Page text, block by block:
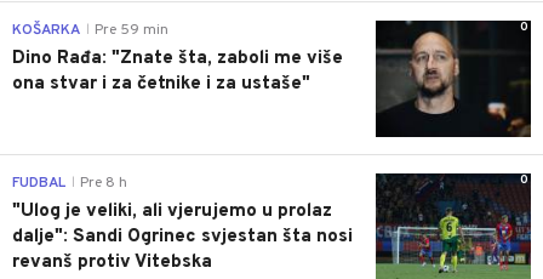
0
KOŠARKA Pre 59 min
Dino Rađa: "Znate šta, zaboli me više
ona stvar i za četnike i za ustaše"
0
FUDBAL Pre 8 h
"Ulog je veliki, ali vjerujemo u prolaz
dalje": Sandi Ogrinec svjestan šta nosi
revanš protiv Vitebska